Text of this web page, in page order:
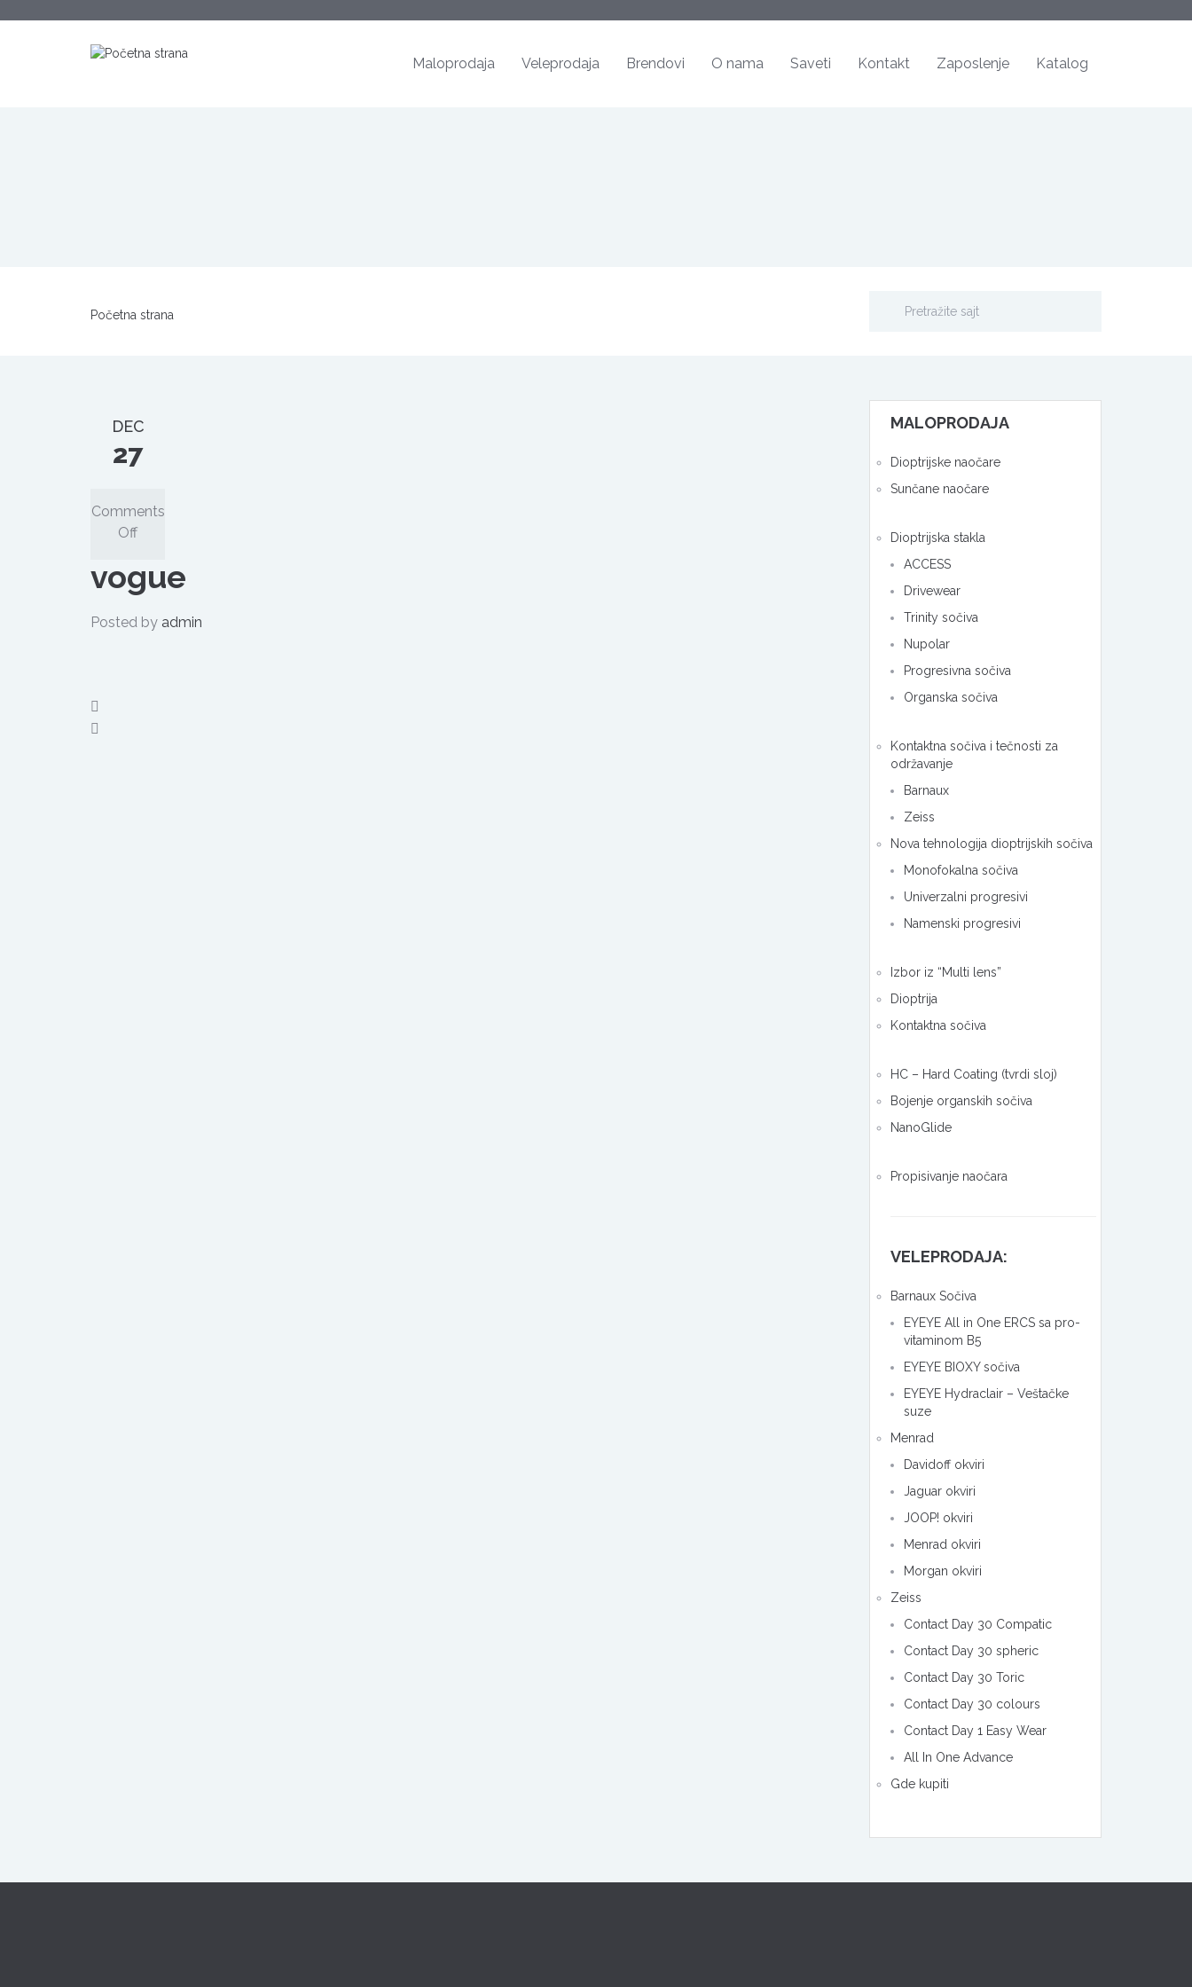
Maloprodaja Veleprodaja Brendovi O nama Saveti Kontakt Zaposlenje Katalog
Početna strana
DEC
27
Comments
Offon
vogue
Posted by admin
MALOPRODAJA
Dioptrijske naočare
Sunčane naočare
Dioptrijska stakla
ACCESS
Drivewear
Trinity sočiva
Nupolar
Progresivna sočiva
Organska sočiva
Kontaktna sočiva i tečnosti za
održavanje
Barnaux
Zeiss
Nova tehnologija dioptrijskih sočiva
Monofokalna sočiva
Univerzalni progresivi
Namenski progresivi
Izbor iz “Multi lens”
Dioptrija
Kontaktna sočiva
HC – Hard Coating (tvrdi sloj)
Bojenje organskih sočiva
NanoGlide
Propisivanje naočara
VELEPRODAJA:
Barnaux Sočiva
EYEYE All in One ERCS sa pro-
vitaminom B5
EYEYE BIOXY sočiva
EYEYE Hydraclair – Veštačke
suze
Menrad
Davidoff okviri
Jaguar okviri
JOOP! okviri
Menrad okviri
Morgan okviri
Zeiss
Contact Day 30 Compatic
Contact Day 30 spheric
Contact Day 30 Toric
Contact Day 30 colours
Contact Day 1 Easy Wear
All In One Advance
Gde kupiti